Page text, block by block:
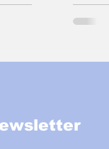
निर्णय